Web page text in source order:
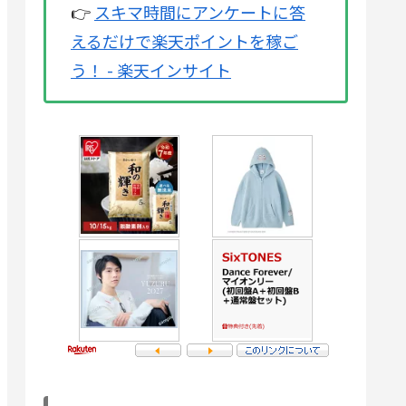
👉 スキマ時間にアンケートに答
えるだけで楽天ポイントを稼ご
う！ - 楽天インサイト